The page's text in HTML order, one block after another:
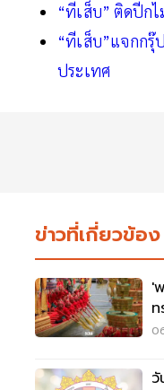
“ทีเส็บ” ติดปีก
“ทีเส็บ”แจกก
ประเทศ
ข่าวที่เกี่ยวข้อง
'
วั